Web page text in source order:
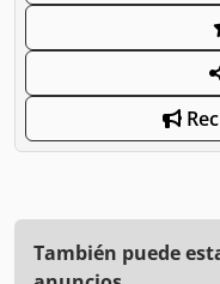
También puede